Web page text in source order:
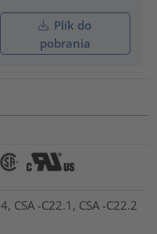
Plik do
pobrania
CSA -C22.1, CSA -C22.2